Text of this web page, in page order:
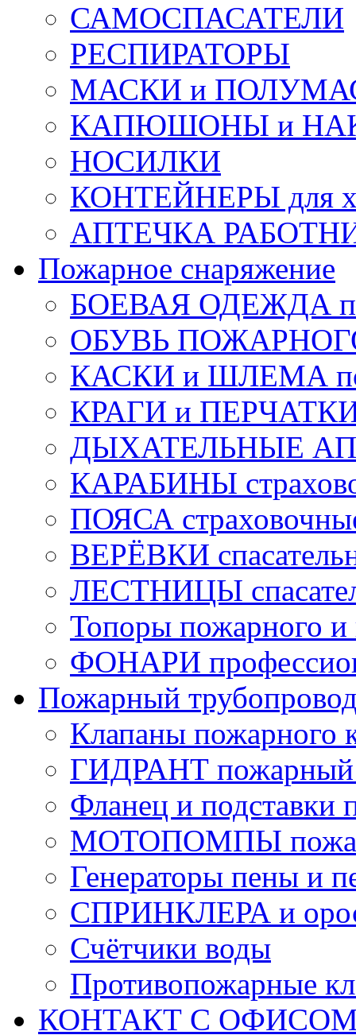
САМОСПАСАТЕЛИ
РЕСПИРАТОРЫ
МАСКИ и
КАПЮШОНЫ и
НОСИЛКИ
КОНТЕЙНЕРЫ для
АПТЕЧКА
Пожарное снаряжение
БОЕВАЯ ОДЕЖДА
ОБУВЬ
КАСКИ и ШЛЕМА
КРАГИ и ПЕРЧАТКИ
ДЫХАТЕЛЬНЫЕ
КАРАБИНЫ
ПОЯСА
ВЕРЁВКИ
ЛЕСТНИЦЫ
Топоры пожарного и
ФОНАРИ
Пожарный
Клапаны пожарного
ГИДРАНТ пожарный
Фланец и подставки
МОТОПОМПЫ
Генераторы пены и
СПРИНКЛЕРА и
Счётчики воды
Противопожарные
КОНТАКТ С ОФИСОМ